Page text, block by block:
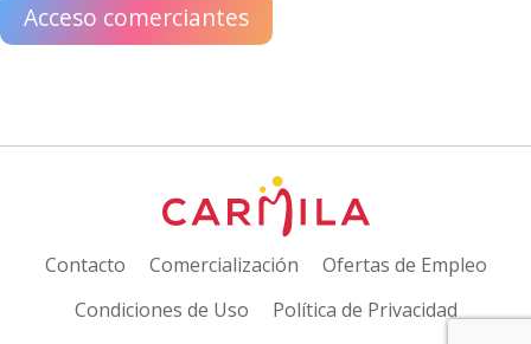
Acceso comerciantes
Contacto Comercialización
Ofertas de Empleo
Condiciones de Uso
Política de Privacidad